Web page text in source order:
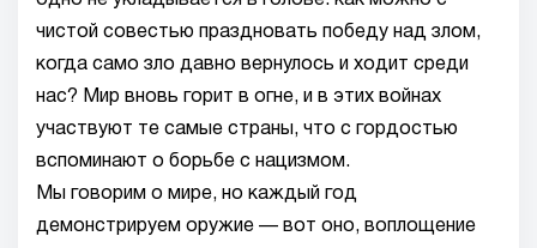
чистой совестью праздновать победу над злом,
когда само зло давно вернулось и ходит среди
нас? Мир вновь горит в огне, и в этих войнах
участвуют те самые страны, что с гордостью
вспоминают о борьбе с нацизмом.
Мы говорим о мире, но каждый год
демонстрируем оружие — вот оно, воплощение